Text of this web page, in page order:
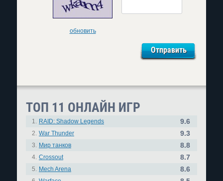
обновить
ТОП 11 ОНЛАЙН ИГР
1. RAID: Shadow Legends 9.6
2. War Thunder 9.3
3. Мир танков 8.8
4. Crossout 8.7
5. Mech Arena 8.6